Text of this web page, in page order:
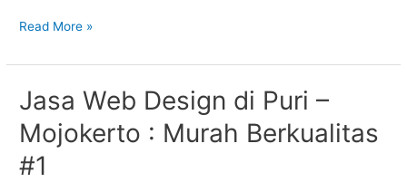
Read More »
Jasa Web Design di Puri –
Mojokerto : Murah Berkualitas
#1
Jasa
Web
Design
di
Puri